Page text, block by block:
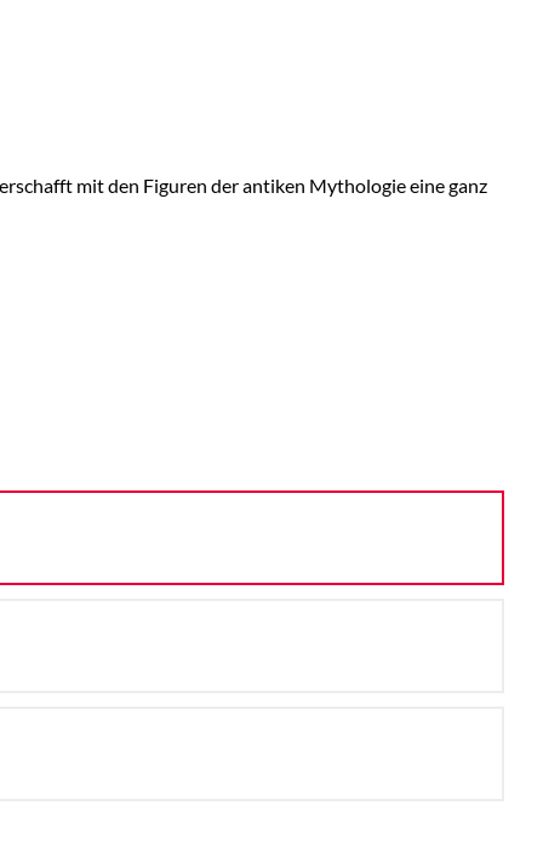
mit den Figuren der antiken Mythologie eine ganz